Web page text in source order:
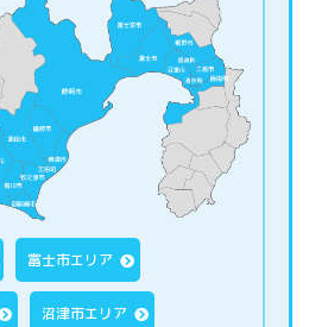
富士市エリア
沼津市エリア